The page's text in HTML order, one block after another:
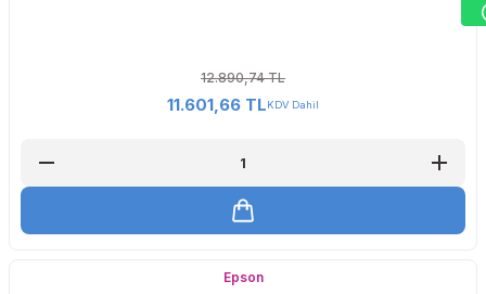
12.890,74 TL
11.601,66 TLKDV Dahil
Epson